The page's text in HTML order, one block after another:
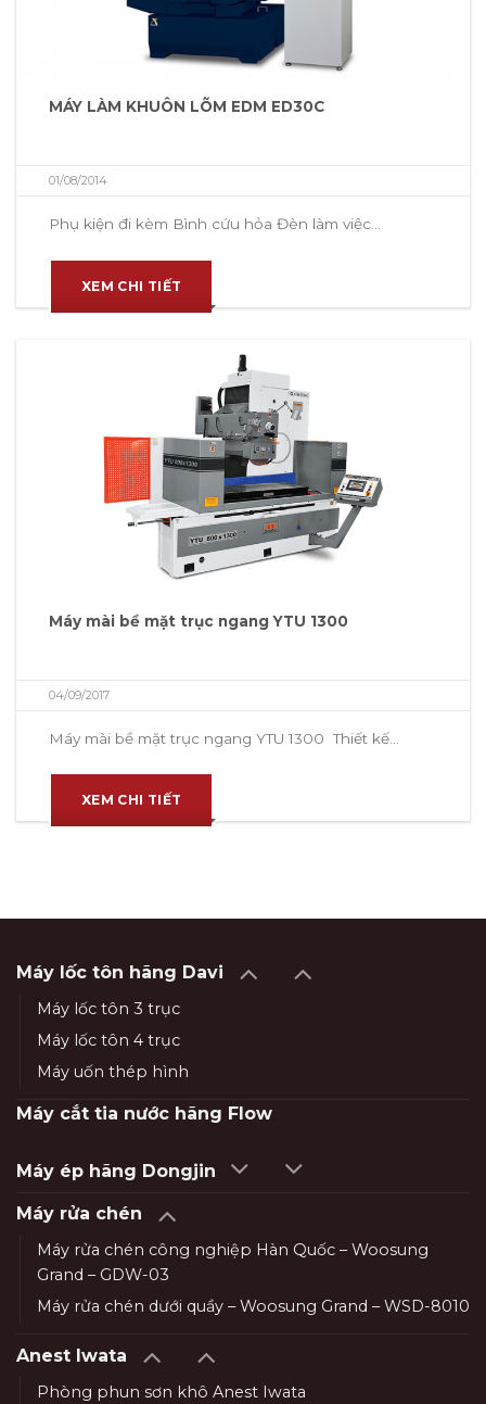
MÁY LÀM KHUÔN LÕM EDM ED30C
01/08/2014
Phụ kiện đi kèm Bình cứu hỏa Đèn làm việc...
XEM CHI TIẾT
Máy mài bề mặt trục ngang YTU 1300
04/09/2017
Máy mài bề mặt trục ngang YTU 1300 Thiết kế...
XEM CHI TIẾT
Máy lốc tôn hãng Davi
Máy lốc tôn 3 trục
Máy lốc tôn 4 trục
Máy uốn thép hình
Máy cắt tia nước hãng Flow
Máy ép hãng Dongjin
Máy rửa chén
Máy rửa chén công nghiệp Hàn Quốc – Woosung
Grand – GDW-03
Máy rửa chén dưới quầy – Woosung Grand – WSD-8010
Anest Iwata
Phòng phun sơn khô Anest Iwata